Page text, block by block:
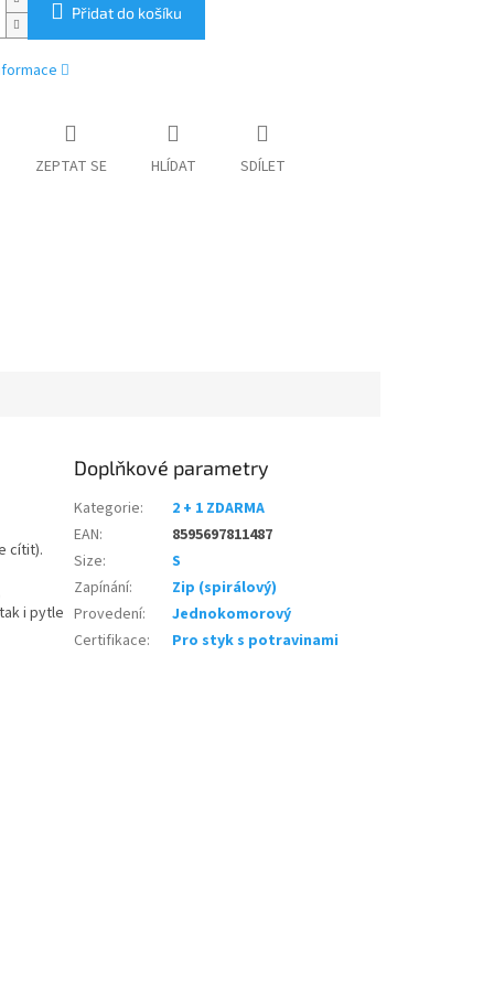
Přidat do košíku
ZEPTAT SE HLÍDAT SDÍLET
cítit).
i pytle
Doplňkové parametry
Kategorie:
2 + 1 ZDARMA
EAN:
8595697811487
Size:
S
Zapínání:
Zip (spirálový)
Provedení:
Jednokomorový
Certifikace: Pro styk s potravinami